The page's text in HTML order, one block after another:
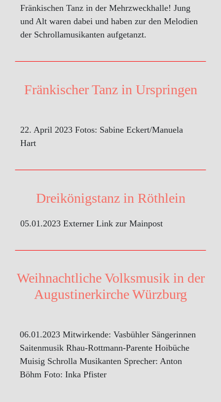
Fränkischen Tanz in der Mehrzweckhalle! Jung
und Alt waren dabei und haben zur den Melodien
der Schrollamusikanten aufgetanzt.
Fränkischer Tanz in Urspringen
22. April 2023 Fotos: Sabine Eckert/Manuela
Hart
Dreikönigstanz in Röthlein
05.01.2023 Externer Link zur Mainpost
Weihnachtliche Volksmusik in der
Augustinerkirche Würzburg
06.01.2023 Mitwirkende: Vasbühler Sängerinnen
Saitenmusik Rhau-Rottmann-Parente Hoibüche
Muisig Schrolla Musikanten Sprecher: Anton
Böhm Foto: Inka Pfister